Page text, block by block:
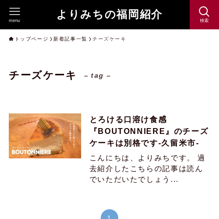
よりみちの福岡紹介 検索
menu
トップページ 新着記事一覧 チーズケーキ
チーズケーキ – tag –
とろける口溶け食感
『BOUTONNIERE』のチーズ
ケーキは別格です-久留米市-
こんにちは、よりみちです。 過
去紹介したこちらの記事は読ん
でいただいたでしょう...